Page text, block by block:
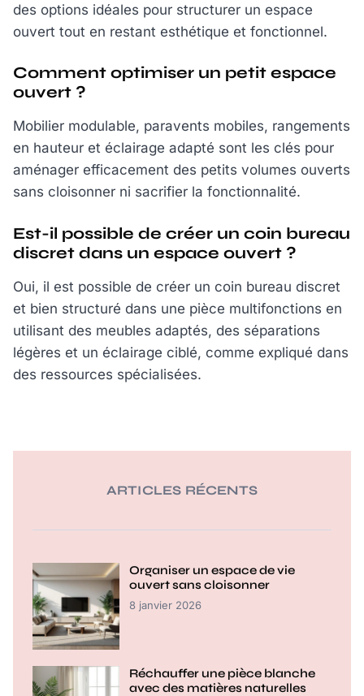
des options idéales pour structurer un espace
ouvert tout en restant esthétique et fonctionnel.
Comment optimiser un petit espace
ouvert ?
Mobilier modulable, paravents mobiles, rangements
en hauteur et éclairage adapté sont les clés pour
aménager efficacement des petits volumes ouverts
sans cloisonner ni sacrifier la fonctionnalité.
Est-il possible de créer un coin bureau
discret dans un espace ouvert ?
Oui, il est possible de créer un coin bureau discret
et bien structuré dans une pièce multifonctions en
utilisant des meubles adaptés, des séparations
légères et un éclairage ciblé, comme expliqué dans
des ressources spécialisées.
ARTICLES RÉCENTS
Organiser un espace de vie
ouvert sans cloisonner
8 janvier 2026
Réchauffer une pièce blanche
avec des matières naturelles